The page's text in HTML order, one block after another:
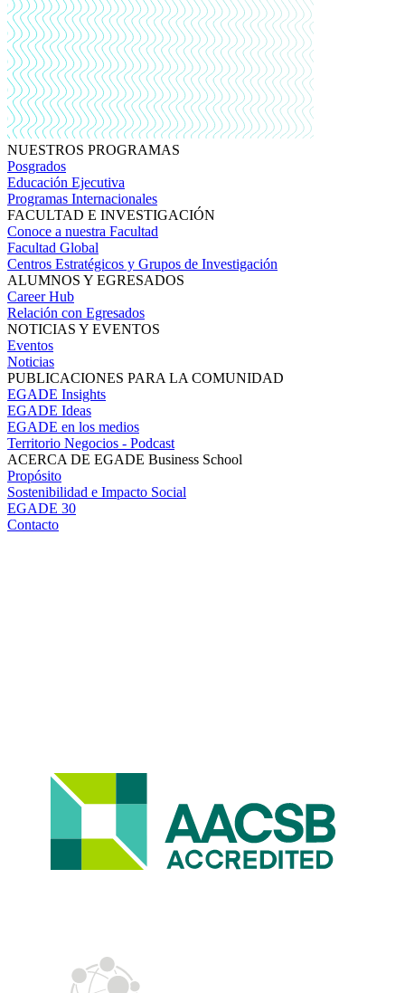
NUESTROS PROGRAMAS
Posgrados
Educación Ejecutiva
Programas Internacionales
FACULTAD E INVESTIGACIÓN
Conoce a nuestra Facultad
Facultad Global
Centros Estratégicos y Grupos de Investigación
ALUMNOS Y EGRESADOS
Career Hub
Relación con Egresados
NOTICIAS Y EVENTOS
Eventos
Noticias
PUBLICACIONES PARA LA COMUNIDAD
EGADE Insights
EGADE Ideas
EGADE en los medios
Territorio Negocios - Podcast
ACERCA DE EGADE Business School
Propósito
Sostenibilidad e Impacto Social
EGADE 30
Contacto